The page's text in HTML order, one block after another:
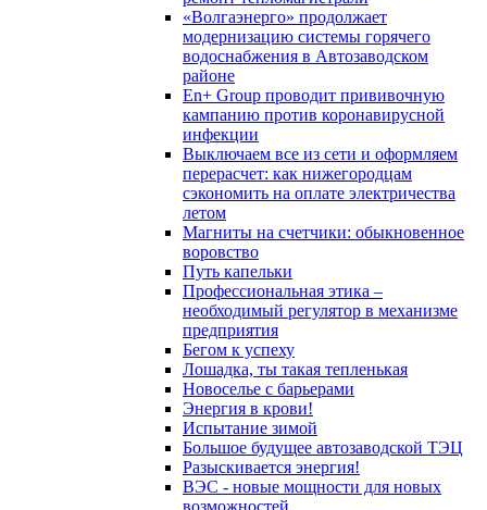
«Волгаэнерго» продолжает
модернизацию системы горячего
водоснабжения в Автозаводском
районе
En+ Group проводит прививочную
кампанию против коронавирусной
инфекции
Выключаем все из сети и оформляем
перерасчет: как нижегородцам
сэкономить на оплате электричества
летом
Магниты на счетчики: обыкновенное
воровство
Путь капельки
Профессиональная этика –
необходимый регулятор в механизме
предприятия
Бегом к успеху
Лошадка, ты такая тепленькая
Новоселье с барьерами
Энергия в крови!
Испытание зимой
Большое будущее автозаводской ТЭЦ
Разыскивается энергия!
ВЭС - новые мощности для новых